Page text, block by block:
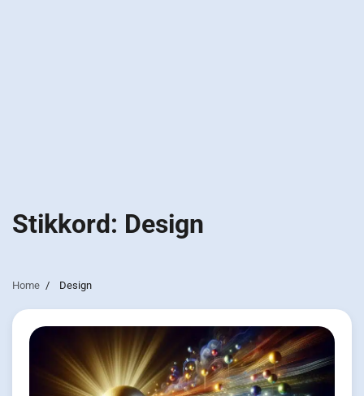
Stikkord: Design
Home Design